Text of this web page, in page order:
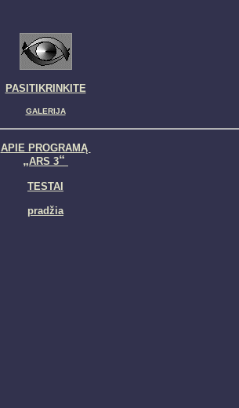
PASITIKRINKITE
GALERIJA
APIE PROGRAMĄ
„ARS 3“
TESTAI
pradžia